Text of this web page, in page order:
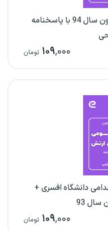
سوالات دانشگاه افسری آزمون سال 94 با پاسخنامه
۱۰۹,۰۰۰ تومان
دانشگاه افسری +
93
۱۰۹,۰۰۰ تومان